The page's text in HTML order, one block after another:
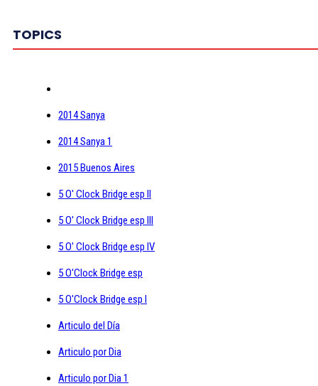
TOPICS
2014 Sanya
2014 Sanya 1
2015 Buenos Aires
5 O' Clock Bridge esp II
5 O' Clock Bridge esp III
5 O' Clock Bridge esp IV
5 O'Clock Bridge esp
5 O'Clock Bridge esp I
Articulo del Día
Articulo por Dia
Articulo por Dia 1